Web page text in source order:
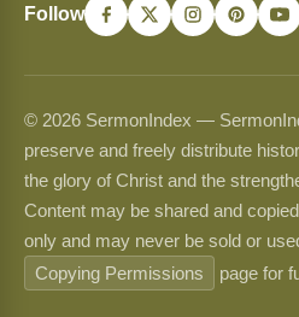
Follow
© 2026 SermonIndex —
preserve and freely distribute
the glory of Christ and the
Content may be shared and
only and may never be sold or
Copying Permissions
page for